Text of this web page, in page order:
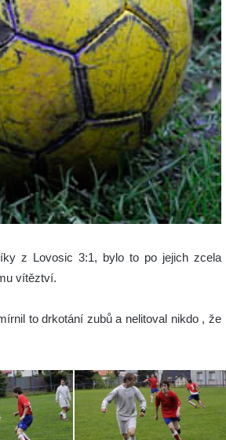
z Lovosic 3:1, bylo to po jejich zcela
vítěztví.
to drkotání zubů a nelitoval nikdo , že